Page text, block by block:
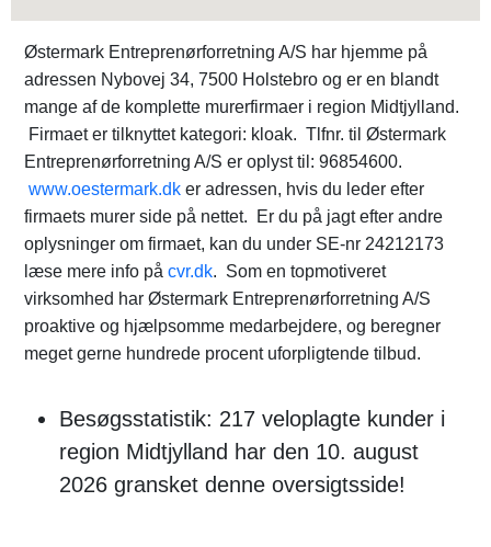
Østermark Entreprenørforretning A/S har hjemme på
adressen Nybovej 34, 7500 Holstebro og er en blandt
mange af de komplette murerfirmaer i region Midtjylland.
Firmaet er tilknyttet kategori: kloak. Tlfnr. til Østermark
Entreprenørforretning A/S er oplyst til: 96854600.
www.oestermark.dk er adressen, hvis du leder efter
firmaets murer side på nettet. Er du på jagt efter andre
oplysninger om firmaet, kan du under SE-nr 24212173
læse mere info på cvr.dk. Som en topmotiveret
virksomhed har Østermark Entreprenørforretning A/S
proaktive og hjælpsomme medarbejdere, og beregner
meget gerne hundrede procent uforpligtende tilbud.
Besøgsstatistik: 217 veloplagte kunder i
region Midtjylland har den 10. august
2026 gransket denne oversigtsside!